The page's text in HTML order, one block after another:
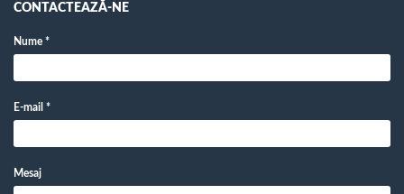
CONTACTEAZĂ-NE
Nume *
E-mail *
Mesaj